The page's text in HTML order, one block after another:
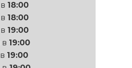
в 18:00
в 18:00
в 19:00
в 19:00
в 19:00